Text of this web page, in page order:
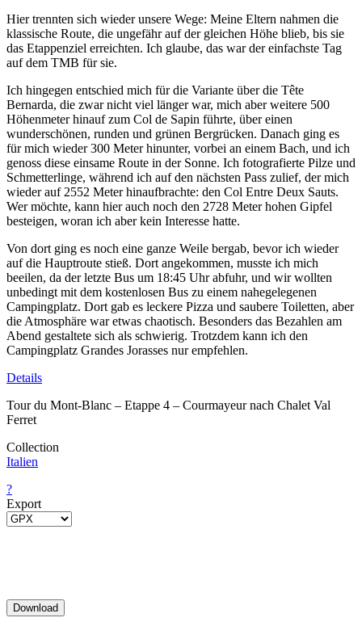
Hier trennten sich wieder unsere Wege: Meine Eltern nahmen die
klassische Route, die ungefähr auf der gleichen Höhe blieb, bis sie
das Etappenziel erreichten. Ich glaube, das war der einfachste Tag
auf dem TMB für sie.
Ich hingegen entschied mich für die Variante über die Tête
Bernarda, die zwar nicht viel länger war, mich aber weitere 500
Höhenmeter hinauf zum Col de Sapin führte, über einen
wunderschönen, runden und grünen Bergrücken. Danach ging es
für mich wieder 300 Meter hinunter, vorbei an einem Bach, und ich
genoss diese einsame Route in der Sonne. Ich fotografierte Pilze und
Schmetterlinge, während ich auf den nächsten Pass zulief, der mich
wieder auf 2552 Meter hinaufbrachte: den Col Entre Deux Sauts.
Wer möchte, kann hier auch noch den 2728 Meter hohen Gipfel
besteigen, woran ich aber kein Interesse hatte.
Von dort ging es noch eine ganze Weile bergab, bevor ich wieder
auf die Hauptroute stieß. Dort angekommen, musste ich mich
beeilen, da der letzte Bus um 18:45 Uhr abfuhr, und wir wollten
unbedingt mit dem kostenlosen Bus zu einem nahegelegenen
Campingplatz. Dort gab es leckere Pizza und saubere Toiletten, aber
die Atmosphäre war etwas chaotisch. Besonders das Bezahlen am
Abend gestaltete sich als schwierig. Trotzdem kann ich den
Campingplatz Grandes Jorasses nur empfehlen.
Details
Tour du Mont-Blanc – Etappe 4 – Courmayeur nach Chalet Val
Ferret
Collection
Italien
?
Export